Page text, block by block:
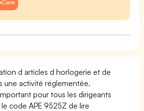
d articles d horlogerie et de
une activité réglementée.
pour tous les dirigeants
code APE 9525Z de lire